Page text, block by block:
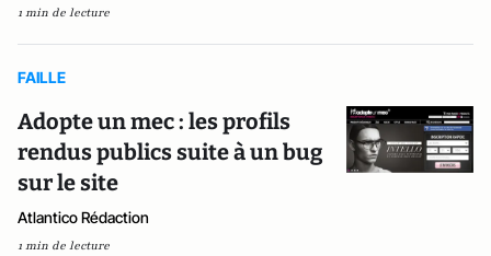
1 min de lecture
FAILLE
Adopte un mec : les profils
rendus publics suite à un bug
sur le site
Atlantico Rédaction
1 min de lecture